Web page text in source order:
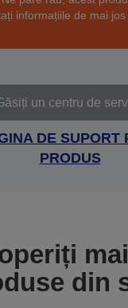
informațiile de mai
un centru de
DE SUPORT
PRODUS
din